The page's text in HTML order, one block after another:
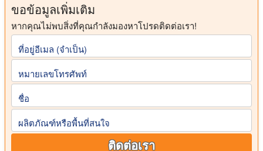
ขอข้อมูลเพิ่มเติม
หากคุณไม่พบสิ่งที่คุณกําลังมองหาโปรดติดต่อเรา!
ที่อยู่อีเมล (จําเป็น)
หมายเลขโทรศัพท์
ชื่อ
ผลิตภัณฑ์หรือพื้นที่สนใจ
ติดต่อเรา